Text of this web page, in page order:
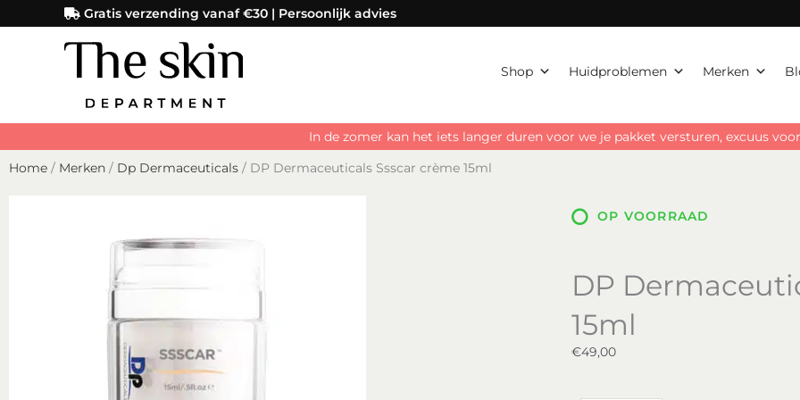
naar
Gratis verzending vanaf €30 | Persoonlijk advies
Shop Huidproblemen Merken
In de zomer kan het iets langer duren voor we je pakket versturen, excuus
Home / Merken / Dp Dermaceuticals / DP Dermaceuticals Ssscar crème 15ml
OP VOORRAAD
DP
15ml
€49,00